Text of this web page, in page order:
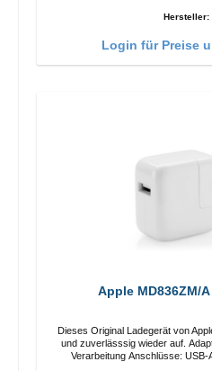
Hersteller:
Login für Preise
Apple MD836ZM/
Dieses Original Ladegerät von
und zuverlässsig wieder auf. Adapter Original Apple Hochwertige